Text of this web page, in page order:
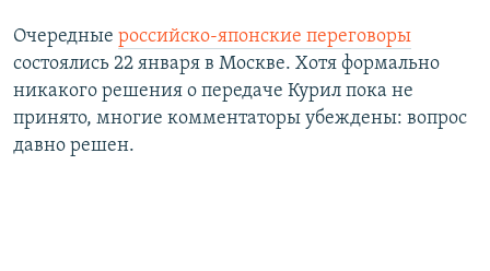
Очередные российско-японские переговоры
состоялись 22 января в Москве. Хотя формально
никакого решения о передаче Курил пока не
принято, многие комментаторы убеждены: вопрос
давно решен.